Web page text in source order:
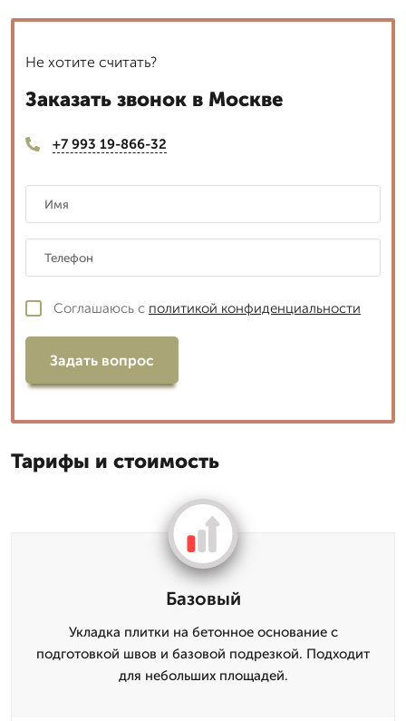
Не хотите считать?
Заказать звонок в Москве
+7 993 19-866-32
Соглашаюсь с политикой конфиденциальности
Задать вопрос
Тарифы и стоимость
Базовый
Укладка плитки на бетонное основание с
подготовкой швов и базовой подрезкой. Подходит
для небольших площадей.